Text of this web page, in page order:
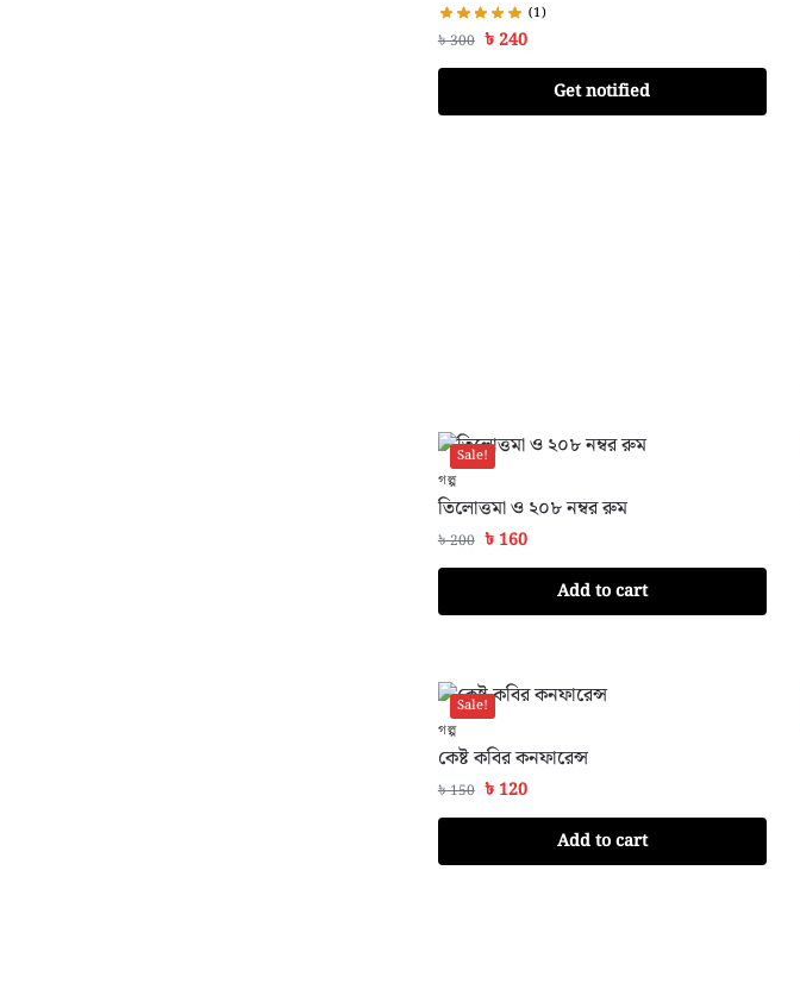
(1)
৳300 ৳240
Get notified
Sale!
গল্প
তিলোত্তমা ও ২০৮ নম্বর রুম
৳200 ৳160
Add to cart
Sale!
গল্প
কেষ্ট কবির কনফারেন্স
৳150 ৳120
Add to cart